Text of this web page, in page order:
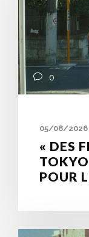
0
05/08/2026
« DES
TOKYO
POUR